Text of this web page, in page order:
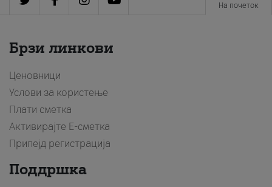
На почеток
Брзи линкови
Ценовници
Услови за користење
Плати сметка
Активирајте Е-сметка
Припејд регистрација
Поддршка